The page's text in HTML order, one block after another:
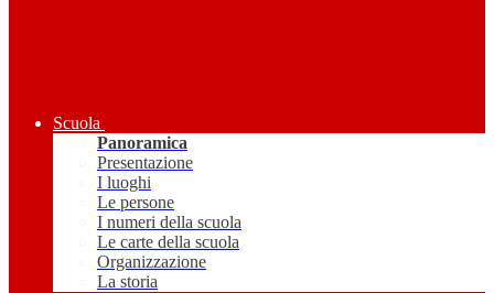
Scuola
Panoramica
Presentazione
I luoghi
Le persone
I numeri della scuola
Le carte della scuola
Organizzazione
La storia